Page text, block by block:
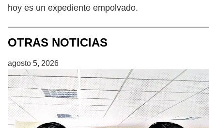
hoy es un expediente empolvado.
OTRAS NOTICIAS
agosto 5, 2026